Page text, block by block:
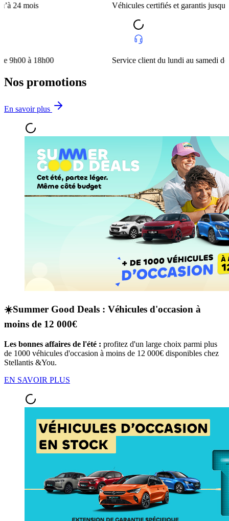
18h00
Véhicules certifiés et garantis jusqu’à 24 mois
Service client du lundi au samedi de 9h00 à
Nos promotions
En savoir plus
☀️Summer Good Deals : Véhicules d'occasion à
moins de 12 000€
Les bonnes affaires de l'été : profitez d'un large choix parmi plus
de 1000 véhicules d'occasion à moins de 12 000€ disponibles chez
Stellantis &You.
EN SAVOIR PLUS